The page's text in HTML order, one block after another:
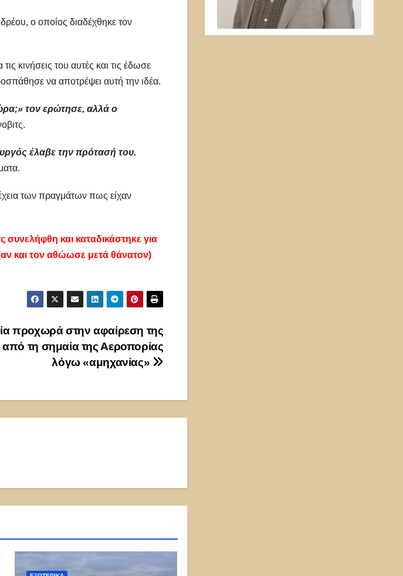
ο οποίος διαδέχθηκε τον
κινήσεις του αυτές και τις έδωσε
να αποτρέψει αυτή την ιδέα.
τον ερώτησε, αλλά ο
έλαβε την πρότασή του.
των πραγμάτων πως είχαν
και καταδικάστηκε για
και τον αθώωσε μετά θάνατον)
προχωρά στην αφαίρεση της
από τη σημαία της Αεροπορίας
λόγω «αμηχανίας»